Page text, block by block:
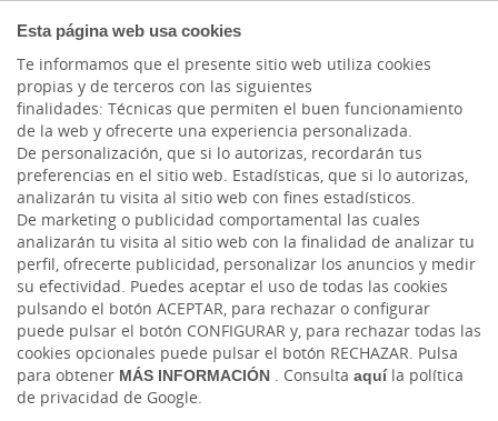
Esta página web usa cookies
Te informamos que el presente sitio web utiliza cookies
propias y de terceros con las siguientes
finalidades: Técnicas que permiten el buen funcionamiento
de la web y ofrecerte una experiencia personalizada.
De personalización, que si lo autorizas, recordarán tus
preferencias en el sitio web. Estadísticas, que si lo autorizas,
analizarán tu visita al sitio web con fines estadísticos.
De marketing o publicidad comportamental las cuales
analizarán tu visita al sitio web con la finalidad de analizar tu
perfil, ofrecerte publicidad, personalizar los anuncios y medir
su efectividad. Puedes aceptar el uso de todas las cookies
pulsando el botón ACEPTAR, para rechazar o configurar
puede pulsar el botón CONFIGURAR y, para rechazar todas las
cookies opcionales puede pulsar el botón RECHAZAR. Pulsa
para obtener MÁS INFORMACIÓN . Consulta aquíla política
de privacidad de Google.
COBROS Y PAGOS
TPV Fijo
Cobros rápidos y seguros gracias a una
conexión de alta velocidad
Ahorra costes con nuestra tarifa plana
ADSL